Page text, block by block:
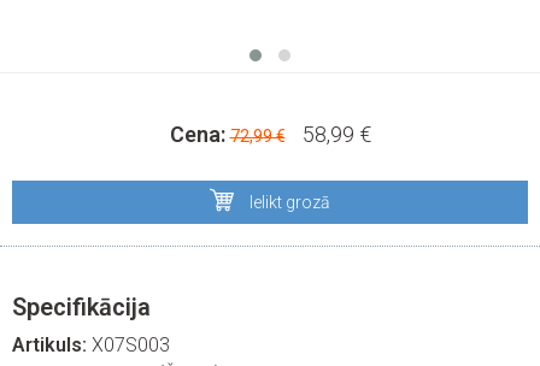
Cena:72,99 € 58,99 €
Ielikt grozā
Specifikācija
Artikuls: X07S003